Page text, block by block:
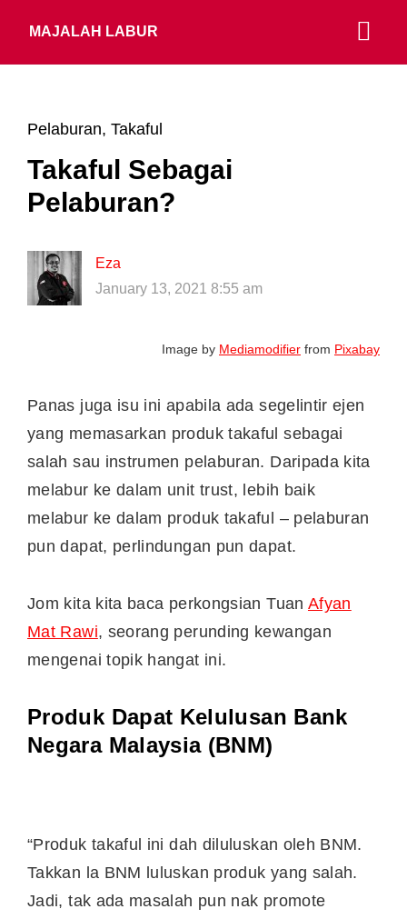
MAJALAH LABUR
Pelaburan, Takaful
Takaful Sebagai
Pelaburan?
Eza
January 13, 2021 8:55 am
Image by Mediamodifier from Pixabay
Panas juga isu ini apabila ada segelintir ejen
yang memasarkan produk takaful sebagai
salah sau instrumen pelaburan. Daripada kita
melabur ke dalam unit trust, lebih baik
melabur ke dalam produk takaful – pelaburan
pun dapat, perlindungan pun dapat.
Jom kita kita baca perkongsian Tuan Afyan
Mat Rawi, seorang perunding kewangan
mengenai topik hangat ini.
Produk Dapat Kelulusan Bank
Negara Malaysia (BNM)
“Produk takaful ini dah diluluskan oleh BNM.
Takkan la BNM luluskan produk yang salah.
Jadi, tak ada masalah pun nak promote